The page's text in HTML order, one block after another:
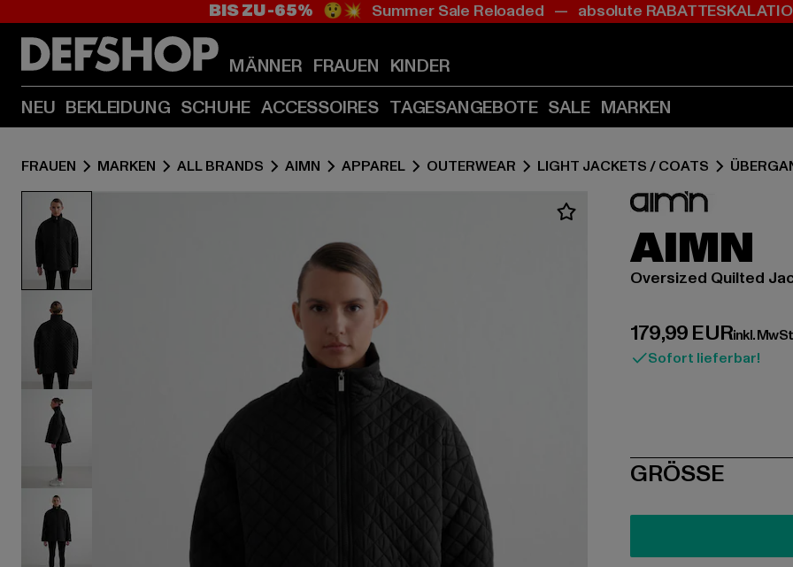
Zum
(Enter
drücken)
Zum
(Enter
drücken)
BIS ZU -65% 😲💥 Summer Sale Reloaded — absolute
MÄNNER FRAUEN KINDER
NEU BEKLEIDUNG SCHUHE ACCESSOIRES TAGESANGEBOTE SALE MARKEN
FRAUEN MARKEN ALL BRANDS AIMN APPAREL OUTERWEAR LIGHT JACKETS / COATS
AIMN
Oversized Quilted
179,99 EUR
Derzeitiger Preis:
inkl.
Sofort lieferbar!
SIZE
GRÖSSE